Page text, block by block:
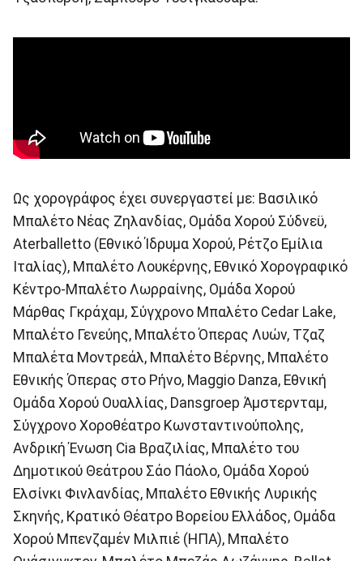
Ως χορογράφος έχει συνεργαστεί με: Βασιλικό
Μπαλέτο Νέας Ζηλανδίας, Ομάδα Χορού Σύδνεϋ,
Aterballetto (Εθνικό Ίδρυμα Χορού, Ρέτζο Εμίλια
Ιταλίας), Μπαλέτο Λουκέρνης, Εθνικό Χορογραφικό
Κέντρο-Μπαλέτο Λωρραίνης, Ομάδα Χορού
Μάρθας Γκράχαμ, Σύγχρονο Μπαλέτο Cedar Lake,
Μπαλέτο Γενεύης, Μπαλέτο Όπερας Λυών, Τζαζ
Μπαλέτα Μοντρεάλ, Μπαλέτο Βέρνης, Μπαλέτο
Εθνικής Όπερας στο Ρήνο, Maggio Danza, Εθνική
Ομάδα Χορού Ουαλλίας, Dansgroep Άμστερνταμ,
Σύγχρονο Χοροθέατρο Κωνσταντινούπολης,
Ανδρική Ένωση Cia Βραζιλίας, Μπαλέτο του
Δημοτικού Θεάτρου Σάο Πάολο, Ομάδα Χορού
Ελσίνκι Φινλανδίας, Μπαλέτο Εθνικής Λυρικής
Σκηνής, Κρατικό Θέατρο Βορείου Ελλάδος, Ομάδα
Χορού Μπενζαμέν Μιλπιέ (ΗΠΑ), Μπαλέτο